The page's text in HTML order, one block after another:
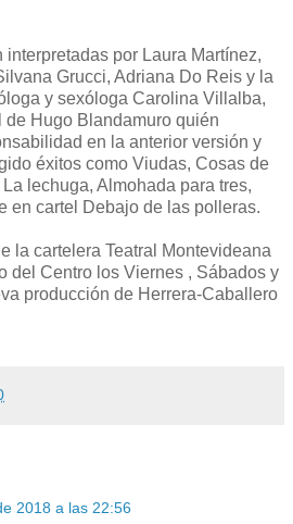
interpretadas por Laura Martínez,
Grucci, Adriana Do Reis y la
y sexóloga Carolina Villalba,
Hugo Blandamuro quién
en la anterior versión y
éxitos como Viudas, Cosas de
lechuga, Almohada para tres,
en cartel Debajo de las polleras.
la cartelera Teatral Montevideana
del Centro los Viernes , Sábados y
producción de Herrera-Caballero
2018 a las 22:56